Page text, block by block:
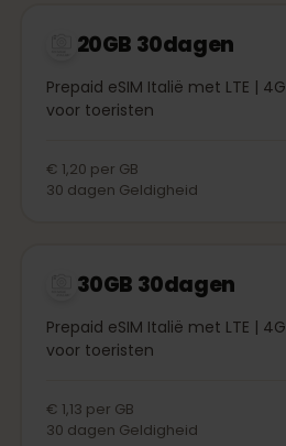
20GB 30dagen
Prepaid eSIM Italië met LTE |
voor toeristen
€ 1,20 per GB
30 dagen Geldigheid
30GB 30dagen
Prepaid eSIM Italië met LTE |
voor toeristen
€ 1,13 per GB
30 dagen Geldigheid